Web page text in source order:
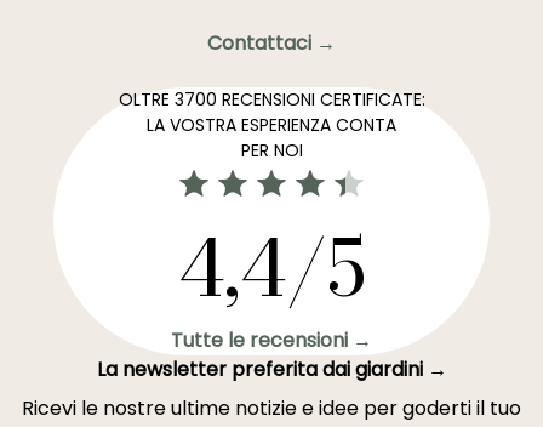
Contattaci →
OLTRE 3700 RECENSIONI CERTIFICATE:
LA VOSTRA ESPERIENZA CONTA
PER NOI
4,4/5
Tutte le recensioni →
La newsletter preferita dai giardini →
Ricevi le nostre ultime notizie e idee per goderti il tuo